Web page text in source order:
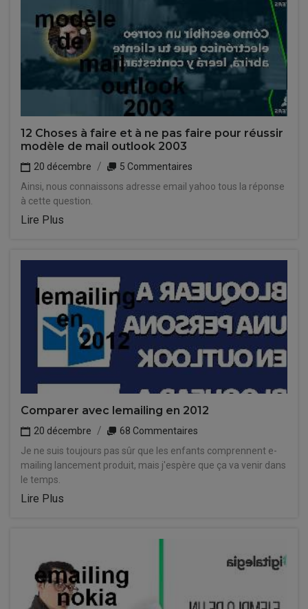
12 Choses à faire et à ne pas faire pour réussir
modèle de mail outlook 2003
20 décembre
5 Commentaires
Ainsi, nous connaissons adresse email yahoo tous la réponse
à cette question.
Lire Plus
Comparer avec lemailing en 2012
20 décembre
68 Commentaires
Je ne suis toujours pas sûr que les enfants comprennent e-
mailing lancement produit, mais j'espère que ça va venir dans
le temps.
Lire Plus